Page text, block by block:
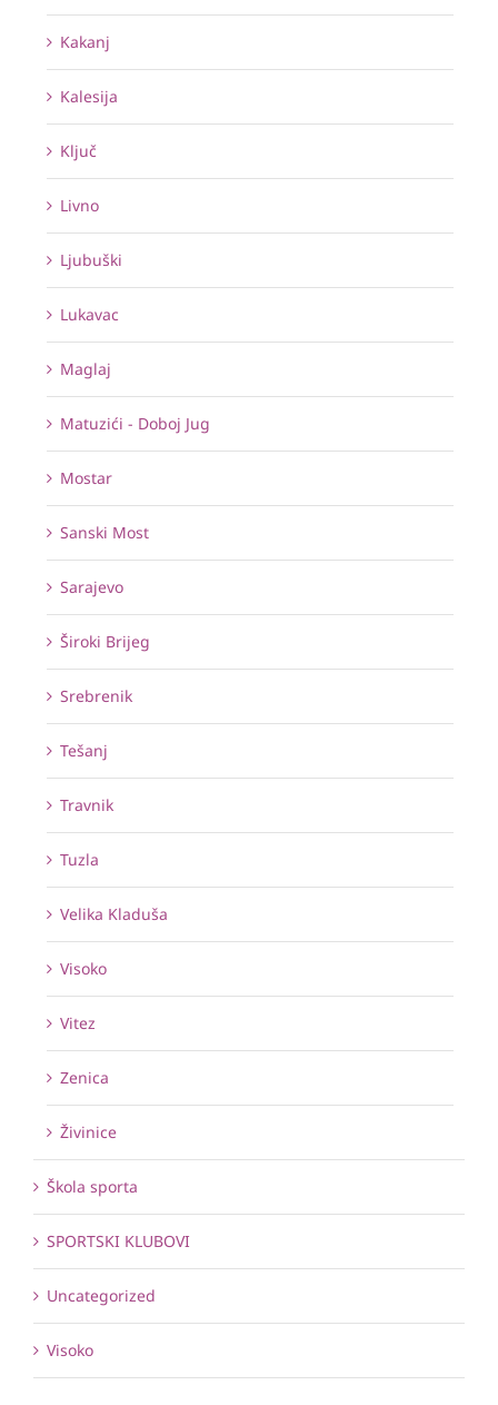
Kakanj
Kalesija
Ključ
Livno
Ljubuški
Lukavac
Maglaj
Matuzići - Doboj Jug
Mostar
Sanski Most
Sarajevo
Široki Brijeg
Srebrenik
Tešanj
Travnik
Tuzla
Velika Kladuša
Visoko
Vitez
Zenica
Živinice
Škola sporta
SPORTSKI KLUBOVI
Uncategorized
Visoko